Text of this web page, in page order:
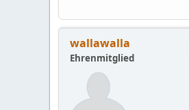
wallawalla
Ehrenmitglied